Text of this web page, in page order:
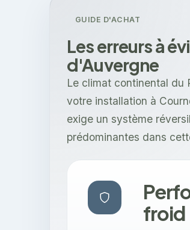
GUIDE D'ACHAT
Les erreurs à
d'Auvergne
Le climat continental du
votre installation à
exige un système
prédominantes dans
froid